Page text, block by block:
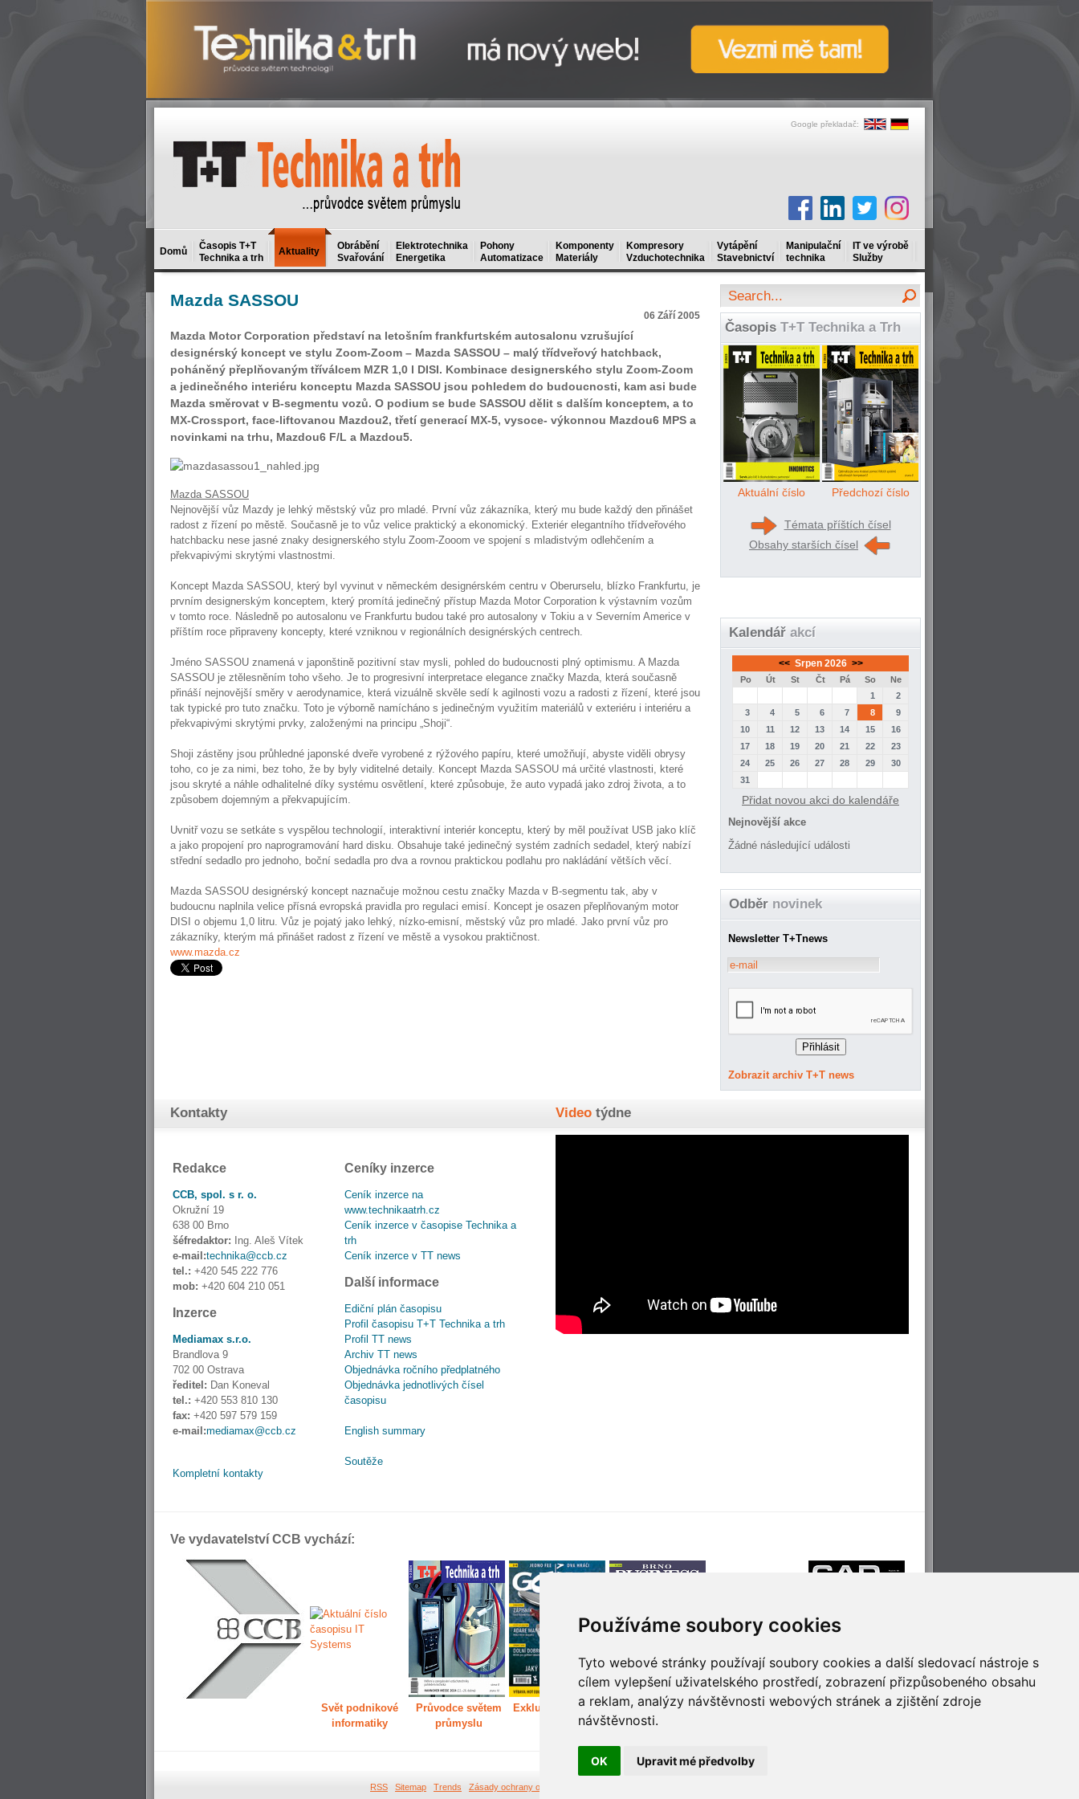
Používáme soubory cookies
Tyto webové stránky používají soubory cookies a další sledovací nástroje s
cílem vylepšení uživatelského prostředí, zobrazení přizpůsobeného obsahu
a reklam, analýzy návštěvnosti webových stránek a zjištění zdroje
návštěvnosti.
OK Upravit mé předvolby
Google překladač:
Domů
Časopis T+T
Technika a trh
Aktuality
Obrábění
Svařování
Elektrotechnika
Energetika
Pohony
Automatizace
Komponenty
Materiály
Kompresory
Vzduchotechnika
Vytápění
Stavebnictví
Manipulační
technika
IT ve výrobě
Služby
Mazda SASSOU
06 Září 2005
Mazda Motor Corporation představí na letošním frankfurtském autosalonu vzrušující
designérský koncept ve stylu Zoom-Zoom – Mazda SASSOU – malý třídveřový hatchback,
poháněný přeplňovaným tříválcem MZR 1,0 l DISI. Kombinace designerského stylu Zoom-Zoom
a jedinečného interiéru konceptu Mazda SASSOU jsou pohledem do budoucnosti, kam asi bude
Mazda směrovat v B-segmentu vozů. O podium se bude SASSOU dělit s dalším konceptem, a to
MX-Crossport, face-liftovanou Mazdou2, třetí generací MX-5, vysoce- výkonnou Mazdou6 MPS a
novinkami na trhu, Mazdou6 F/L a Mazdou5.
Mazda SASSOU
Nejnovější vůz Mazdy je lehký městský vůz pro mladé. První vůz zákazníka, který mu bude každý den přinášet
radost z řízení po městě. Současně je to vůz velice praktický a ekonomický. Exteriér elegantního třídveřového
hatchbacku nese jasné znaky designerského stylu Zoom-Zooom ve spojení s mladistvým odlehčením a
překvapivými skrytými vlastnostmi.
Koncept Mazda SASSOU, který byl vyvinut v německém designérském centru v Oberurselu, blízko Frankfurtu, je
prvním designerským konceptem, který promítá jedinečný přístup Mazda Motor Corporation k výstavním vozům
v tomto roce. Následně po autosalonu ve Frankfurtu budou také pro autosalony v Tokiu a v Severním Americe v
příštím roce připraveny koncepty, které vzniknou v regionálních designérských centrech.
Jméno SASSOU znamená v japonštině pozitivní stav mysli, pohled do budoucnosti plný optimismu. A Mazda
SASSOU je ztělesněním toho všeho. Je to progresivní interpretace elegance značky Mazda, která současně
přináší nejnovější směry v aerodynamice, která vizuálně skvěle sedí k agilnosti vozu a radosti z řízení, které jsou
tak typické pro tuto značku. Toto je výborně namícháno s jedinečným využitím materiálů v exteriéru i interiéru a
překvapivými skrytými prvky, založenými na principu „Shoji“.
Shoji zástěny jsou průhledné japonské dveře vyrobené z rýžového papíru, které umožňují, abyste viděli obrysy
toho, co je za nimi, bez toho, že by byly viditelné detaily. Koncept Mazda SASSOU má určité vlastnosti, které
jsou skryté a náhle odhalitelné díky systému osvětlení, které způsobuje, že auto vypadá jako zdroj života, a to
způsobem dojemným a překvapujícím.
Uvnitř vozu se setkáte s vyspělou technologií, interaktivní interiér konceptu, který by měl používat USB jako klíč
a jako propojení pro naprogramování hard disku. Obsahuje také jedinečný systém zadních sedadel, který nabízí
střední sedadlo pro jednoho, boční sedadla pro dva a rovnou praktickou podlahu pro nakládání větších věcí.
Mazda SASSOU designérský koncept naznačuje možnou cestu značky Mazda v B-segmentu tak, aby v
budoucnu naplnila velice přísná evropská pravidla pro regulaci emisí. Koncept je osazen přeplňovaným motor
DISI o objemu 1,0 litru. Vůz je pojatý jako lehký, nízko-emisní, městský vůz pro mladé. Jako první vůz pro
zákazníky, kterým má přinášet radost z řízení ve městě a vysokou praktičnost.
www.mazda.cz
Časopis T+T Technika a Trh
Aktuální číslo Předchozí číslo
Témata příštích čísel
Obsahy starších čísel
Kalendář akcí
<< Srpen 2026 >>
Po Út St Čt Pá So
Ne
1
2
3
4 5 6 7 8
9
10
11 12 13 14 15
16
17
18 19 20 21 22
23
24
25 26 27 28 29
30
31
Přidat novou akci do kalendáře
Nejnovější akce
Žádné následující události
Odběr novinek
Newsletter T+Tnews
Zobrazit archiv T+T news
Kontakty
Redakce
CCB, spol. s r. o.
Okružní 19
638 00 Brno
šéfredaktor: Ing. Aleš Vítek
e-mail:technika@ccb.cz
tel.: +420 545 222 776
mob: +420 604 210 051
Inzerce
Mediamax s.r.o.
Brandlova 9
702 00 Ostrava
ředitel: Dan Koneval
tel.: +420 553 810 130
fax: +420 597 579 159
e-mail:mediamax@ccb.cz
Kompletní kontakty
Ceníky inzerce
Ceník inzerce na
www.technikaatrh.cz
Ceník inzerce v časopise Technika a
trh
Ceník inzerce v TT news
Další informace
Ediční plán časopisu
Profil časopisu T+T Technika a trh
Profil TT news
Archiv TT news
Objednávka ročního předplatného
Objednávka jednotlivých čísel
časopisu
English summary
Soutěže
Video týdne
Ve vydavatelství CCB vychází:
Svět podnikové
informatiky
Průvodce světem
průmyslu
Exkluzivně světem
Děláme Brno větší Příjemné cestování
Technologie pro
RSS Sitemap Trends Zásady ochrany osobních údajů